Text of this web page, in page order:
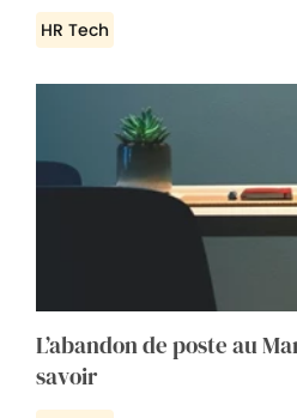
HR Tech
L’abandon de poste au
savoir